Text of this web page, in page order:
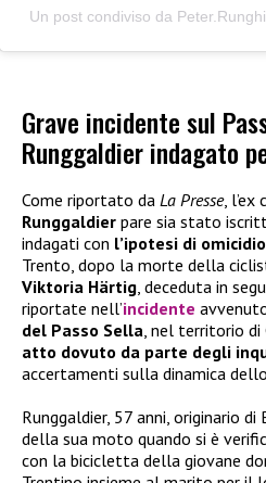
Un post condiviso da
Grave incidente sul
Runggaldier indagato
Come riportato da La Presse, l’ex
Runggaldier pare sia stato
indagati con l’ipotesi di
Trento, dopo la morte della
Viktoria Härtig , deceduta in
riportate nell’incidente
del Passo Sella , nel territorio
atto dovuto da parte degli
accertamenti sulla dinamica
Runggaldier, 57 anni, originario
della sua moto quando si è
con la bicicletta della giovane